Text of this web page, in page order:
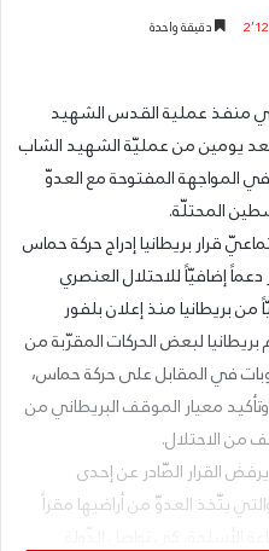
دقيقة واحدة
منفذ عملية القدس الشهيد
يومين من عمليّة الشهيد الشاب
المواجهة المفتوحة مع العدوّ
المحتلّة.
قرار بريطانيا إدراج حركة حماس
إضافيّاً للاحتلال العنصري
بريطانيا منذ إعلان بلفور
بريطانيا لبعض الحركات المقرّبة من
في المقابل على حركة حماس،
معيار الموقف البريطاني من
من الاحتلال.
القرار الصّادر عن إحدى
يتّخذ العدوّ من أراضيها مقراً